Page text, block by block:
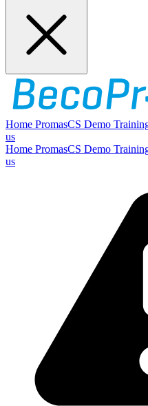
Home PromasCS Demo
us
Home PromasCS Demo
us